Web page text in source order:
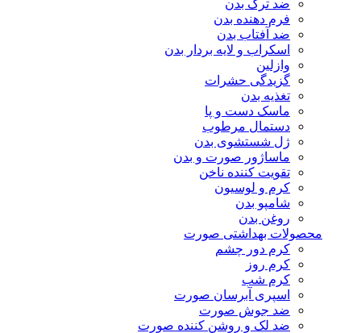
ضد ترک بدن
فرم دهنده بدن
ضد آفتاب بدن
اسکراب و لایه بردار بدن
وازلین
گزیدگی حشرات
تغذیه بدن
ماسک دست و پا
دستمال مرطوب
ژل شستشوی بدن
ماساژور صورت و بدن
تقویت کننده ناخن
کرم و لوسیون
شامپو بدن
روغن بدن
محصولات بهداشتی صورت
کرم دور چشم
کرم روز
کرم شب
اسپری آبرسان صورت
ضد جوش صورت
ضد لک و روشن کننده صورت